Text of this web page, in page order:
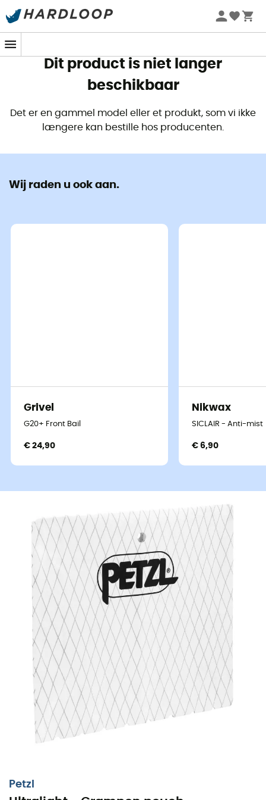
Zomeraanbiedingen 🔥 -5% EXTRA vanaf 2 producten* met
Dit product is niet langer
beschikbaar
Det er en gammel model eller et produkt, som vi ikke
længere kan bestille hos producenten.
Wij raden u ook aan.
Grivel
G20+ Front Bail
€ 24,90
Nikwax
SICLAIR - Anti-mist
€ 6,90
Petzl
Een droomklim, de top in zicht en stijgijzers klaar om het
ijs te grijpen. DeULTRALIGHT Crampon pouch van
is uw onmisbare, maar discrete metgezel voor het
vervoeren van uw stijgijzers
. Met zijn lichte gewicht
verdwijnt hij in uw rugzak, waardoor er ruimte overblijft
voor het belangrijkste: avontuur.
Gemaakt van een stevig materiaal
om hem te gebruiken voor het opbergen van uw